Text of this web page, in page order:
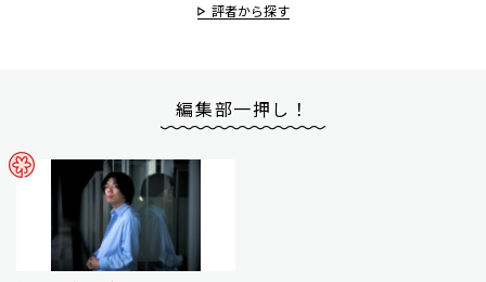
評者から探す
編集部一押し！